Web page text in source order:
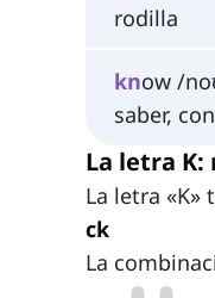
rodilla
know /
saber,
La letra
La letra
ck
La